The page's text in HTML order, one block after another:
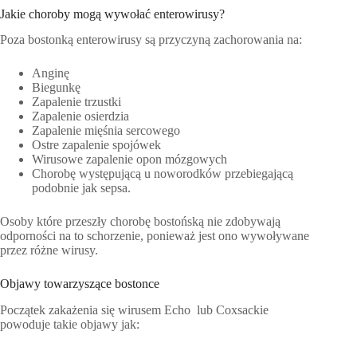
Jakie choroby mogą wywołać enterowirusy?
Poza bostonką enterowirusy są przyczyną zachorowania na:
Anginę
Biegunkę
Zapalenie trzustki
Zapalenie osierdzia
Zapalenie mięśnia sercowego
Ostre zapalenie spojówek
Wirusowe zapalenie opon mózgowych
Chorobę występującą u noworodków przebiegającą
podobnie jak sepsa.
Osoby które przeszły chorobę bostońską nie zdobywają
odporności na to schorzenie, ponieważ jest ono wywoływane
przez różne wirusy.
Objawy towarzyszące bostonce
Początek zakażenia się wirusem Echo lub Coxsackie
powoduje takie objawy jak: